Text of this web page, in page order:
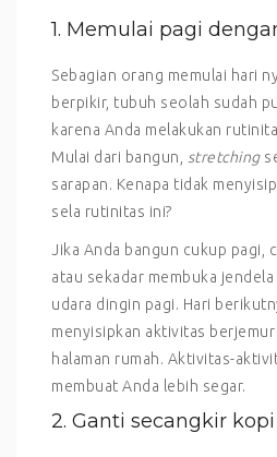
1. Memulai pagi
Sebagian orang memulai hari
berpikir, tubuh seolah sudah
karena Anda melakukan
Mulai dari bangun,
stretching
sarapan. Kenapa tidak
sela rutinitas ini?
Jika Anda bangun cukup pagi,
atau sekadar membuka
udara dingin pagi. Hari
menyisipkan aktivitas
halaman rumah. Aktivitas-
membuat Anda lebih segar.
2. Ganti secangkir